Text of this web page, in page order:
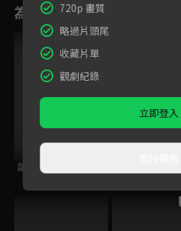
為您推薦
跟播中
請世界吃桌
720p 畫質
略過片頭尾
收藏片單
觀劇紀錄
立即登入